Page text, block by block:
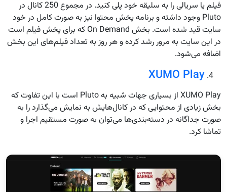
فیلم یا سریالی را به سلیقه خود پلی کنید. در مجموع 250 کانال در
Pluto وجود داشته و برنامه پخش محتوا نیز به صورت کامل در خود
سایت قید شده است. بخش On Demand که برای پخش فیلم است
در این سایت به مرور رشد کرده و هر روز به تعداد فیلم‌های این بخش
اضافه می‌شود.
XUMO Play
XUMO Play از بسیاری جهات شبیه به Pluto است با این تفاوت که
بخش زیادی از محتوایی که در کانال‌هایش به نمایش می‌گذارد را به
صورت جداگانه در دسته‌بندی‌ها می‌توان به صورت مستقیم اجرا و
تماشا کرد.